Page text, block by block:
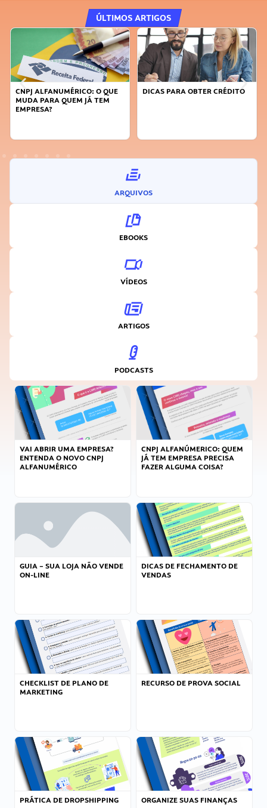
ÚLTIMOS ARTIGOS
CNPJ ALFANUMÉRICO: O QUE
MUDA PARA QUEM JÁ TEM
EMPRESA?
DICAS PARA OBTER CRÉDITO
ARQUIVOS
EBOOKS
VÍDEOS
ARTIGOS
PODCASTS
VAI ABRIR UMA EMPRESA?
ENTENDA O NOVO CNPJ
ALFANUMÉRICO
CNPJ ALFANÚMERICO: QUEM
JÁ TEM EMPRESA PRECISA
FAZER ALGUMA COISA?
GUIA – SUA LOJA NÃO VENDE
ON-LINE
DICAS DE FECHAMENTO DE
VENDAS
CHECKLIST DE PLANO DE
MARKETING
RECURSO DE PROVA SOCIAL
PRÁTICA DE DROPSHIPPING ORGANIZE SUAS FINANÇAS